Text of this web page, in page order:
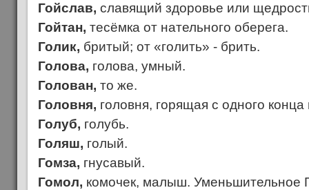
Гойслав, славящий здоровье или
Гойтан, тесёмка от нательного оберега.
Голик, бритый; от «голить» - брить.
Голова, голова, умный.
Голован, то же.
Головня, головня, горящая с одного конца
Голуб, голубь.
Голяш, голый.
Гомза, гнусавый.
Гомол, комочек, малыш. Уменьшительное